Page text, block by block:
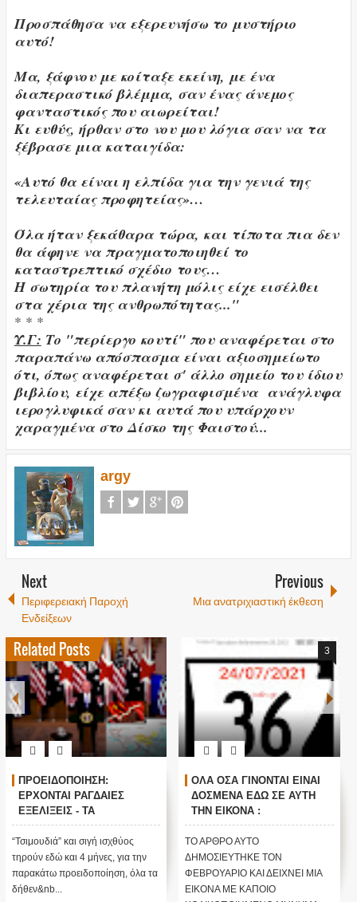
Προσπάθησα να εξερευνήσω το μυστήριο
αυτό!
Μα, ξάφνου με κοίταξε εκείνη, με ένα
διαπεραστικό βλέμμα, σαν ένας άνεμος
φανταστικός που αιωρείται!
Κι ευθύς, ήρθαν στο νου μου λόγια σαν να τα
ξέβρασε μια καταιγίδα:
«Αυτό θα είναι η ελπίδα για την γενιά της
τελευταίας προφητείας»…
Όλα ήταν ξεκάθαρα τώρα, και τίποτα πια δεν
θα άφηνε να πραγματοποιηθεί το
καταστρεπτικό σχέδιο τους…
Η σωτηρία του πλανήτη μόλις είχε εισέλθει
στα χέρια της ανθρωπότητας..."
* * *
Υ.Γ: Το "περίεργο κουτί" που αναφέρεται στο
παραπάνω απόσπασμα είναι αξιοσημείωτο
ότι, όπως αναφέρεται σ' άλλο σημείο του ίδιου
βιβλίου, είχε απέξω ζωγραφισμένα ανάγλυφα
ιερογλυφικά σαν κι αυτά που υπάρχουν
χαραγμένα στο Δίσκο της Φαιστού...
argy
Next
Περιφερειακή Παροχή
Ενδείξεων
Previous
Μια ανατριχιαστική έκθεση
Related Posts
ΟΛΑ ΟΣΑ ΓΙΝΟΝΤΑΙ ΕΙΝΑΙ
ΔΟΣΜΕΝΑ ΕΔΩ ΣΕ ΑΥΤΗ
ΤΗΝ ΕΙΚΟΝΑ :
Προειδοποίηση από τον
Φεβρουάριο για το σάβανο
που απλώνεται στην χώρα
...
ΤΟ ΑΡΘΡΟ ΑΥΤΟ
ΔΗΜΟΣΙΕΥΤΗΚΕ ΤΟΝ
ΦΕΒΡΟΥΑΡΙΟ ΚΑΙ ΔΕΙΧΝΕΙ ΜΙΑ
ΕΙΚΟΝΑ ΜΕ ΚΑΠΟΙΟ
Μετά την πανσέληνο της
μεγάλης νύχτας θα
ξεκινήσουν φοβερά
γεγονότα ..
ΠΡΟΣΟΧΗ.... ΣΤΙΣ 30
ΔΕΚΕΜΒΡΙΟΥ 2020 ΕΙΝΑΙ Η
ΠΑΝΣΕΛΗΝΟΣ ΤΗΣ ΜΕΓΑΛΗΣ
ΝΥΧΤΑΣ... ΕΜΜΑΝΟΥΗΛ ...